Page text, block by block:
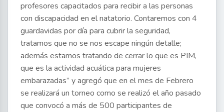
profesores capacitados para recibir a las personas
con discapacidad en el natatorio. Contaremos con 4
guardavidas por día para cubrir la seguridad,
tratamos que no se nos escape ningún detalle;
además estamos tratando de cerrar lo que es PIM,
que es la actividad acuática para mujeres
embarazadas” y agregó que en el mes de Febrero
se realizará un torneo como se realizó el año pasado
que convocó a más de 500 participantes de